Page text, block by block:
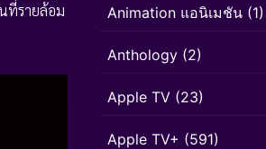
ที่รายล้อม
Animation แอนิเมชัน (1)
Anthology (2)
Apple TV (23)
Apple TV+ (591)